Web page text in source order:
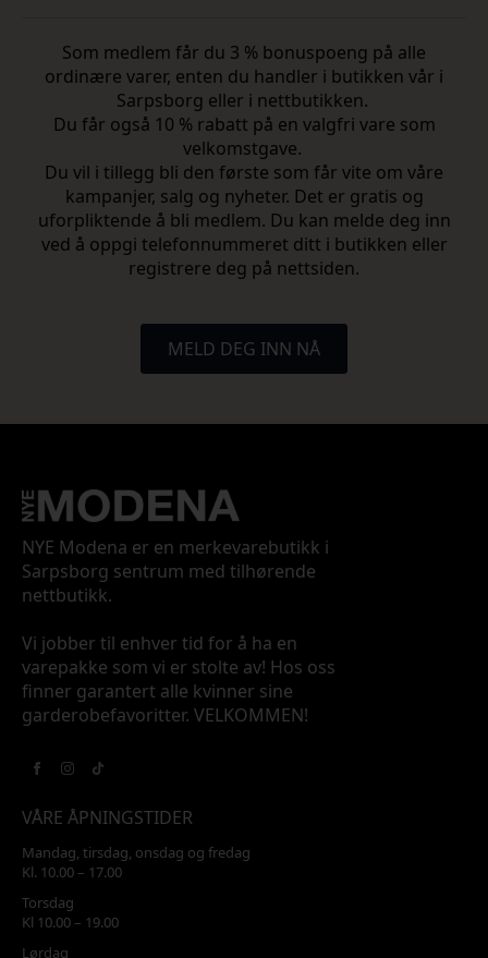
Som medlem får du 3 % bonuspoeng på alle
ordinære varer, enten du handler i butikken vår i
Sarpsborg eller i nettbutikken.
Du får også 10 % rabatt på en valgfri vare som
velkomstgave.
Du vil i tillegg bli den første som får vite om våre
kampanjer, salg og nyheter. Det er gratis og
uforpliktende å bli medlem. Du kan melde deg inn
ved å oppgi telefonnummeret ditt i butikken eller
registrere deg på nettsiden.
MELD DEG INN NÅ
NYE Modena er en merkevarebutikk i
Sarpsborg sentrum med tilhørende
nettbutikk.
Vi jobber til enhver tid for å ha en
varepakke som vi er stolte av! Hos oss
finner garantert alle kvinner sine
garderobefavoritter. VELKOMMEN!
VÅRE ÅPNINGSTIDER
Mandag, tirsdag, onsdag og fredag
Kl. 10.00 – 17.00
Torsdag
Kl 10.00 – 19.00
Lørdag